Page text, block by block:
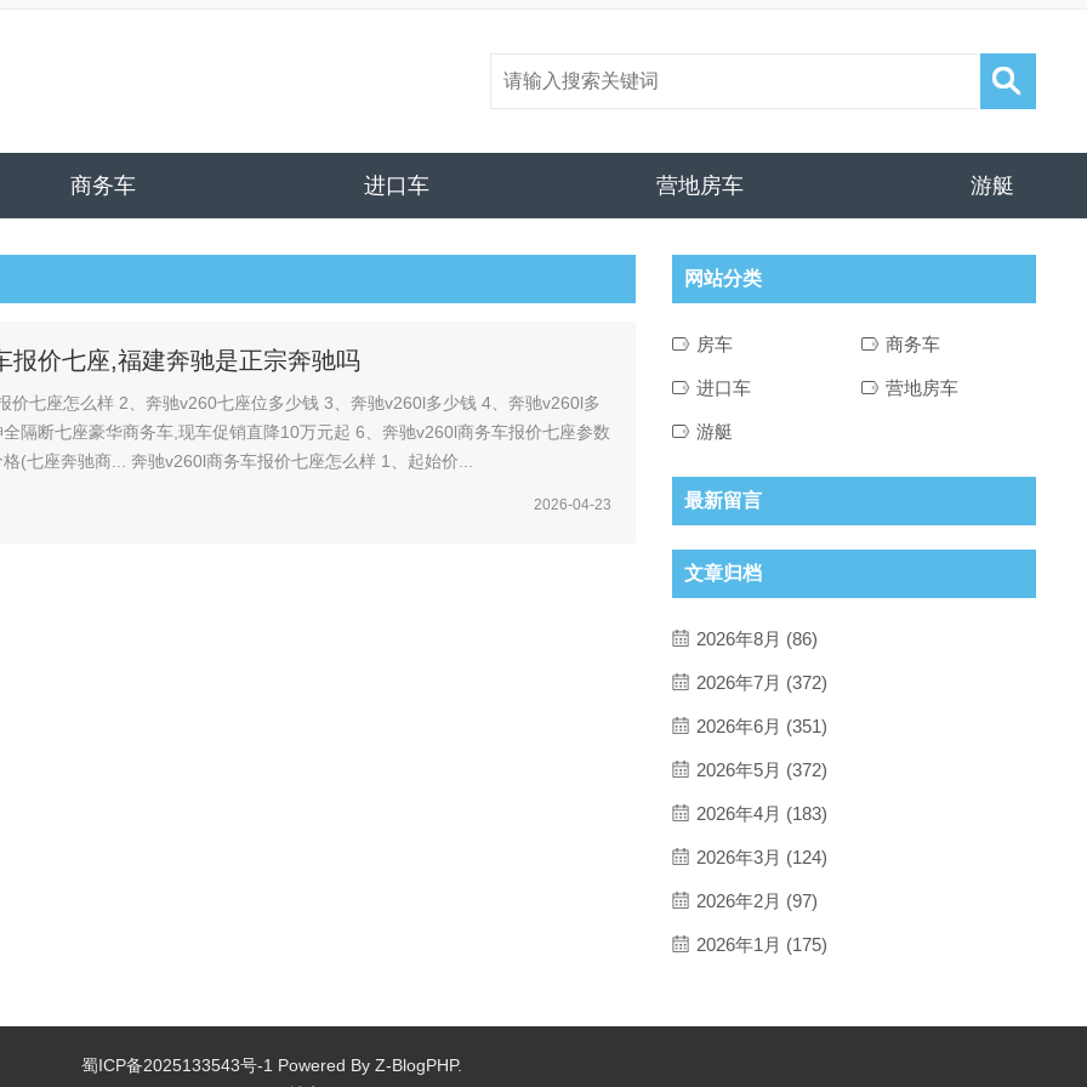
商务车 进口车 营地房车 游艇
报价七座,福建奔驰是正宗奔驰吗
、奔驰v260l多少钱 4、奔驰v260l多
(奔驰v260l商务车报价七座价格(七座奔驰商... 奔驰v260l商务车报价七座怎么样 1、起始价...
2026-04-23
网站分类
房车 商务车
进口车 营地房车
游艇
最新留言
文章归档
2026年8月 (86)
2026年7月 (372)
2026年6月 (351)
2026年5月 (372)
2026年4月 (183)
2026年3月 (124)
2026年2月 (97)
2026年1月 (175)
蜀ICP备2025133543号-1 Powered By Z-BlogPHP.